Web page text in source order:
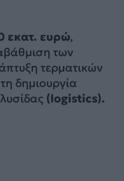
εκατ. ευρώ,
των
τερματικών
δημιουργία
(logistics).